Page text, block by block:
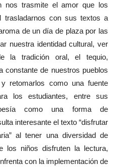
nos trasmite el amor que los
trasladarnos con sus textos a
de un día de plaza por las
nuestra identidad cultural, ver
la tradición oral, el tequio,
constante de nuestros pueblos
retomarlos como una fuente
los estudiantes, entre sus
como una forma de
interesante el texto “disfrutar
al tener una diversidad de
los niños disfruten la lectura,
con la implementación de